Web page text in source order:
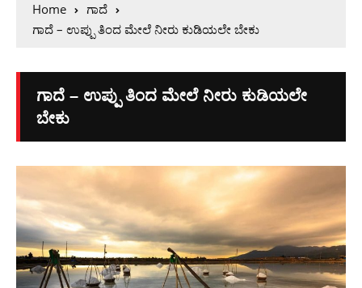
Home
ಗಾದೆ
ಗಾದೆ – ಉಪ್ಪು ತಿಂದ ಮೇಲೆ ನೀರು ಕುಡಿಯಲೇ ಬೇಕು
ಗಾದೆ – ಉಪ್ಪು ತಿಂದ ಮೇಲೆ ನೀರು ಕುಡಿಯಲೇ
ಬೇಕು